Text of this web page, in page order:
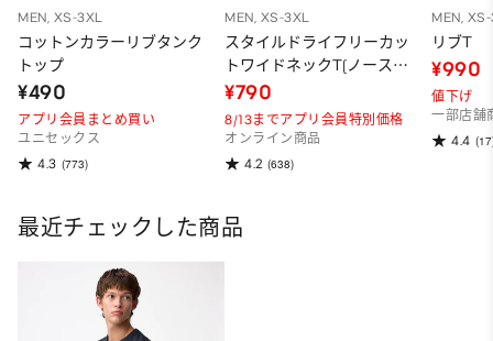
MEN, XS-3XL
コットンカラーリブタンク
トップ
¥490
アプリ会員まとめ買い
ユニセックス
4.3 (773)
MEN, XS-3XL
スタイルドライフリーカッ
トワイドネックT(ノースリ
ーブ)
¥790
8/13までアプリ会員特別価格
オンライン商品
4.2 (638)
MEN,
リブT
¥990
値下げ
一部店舗
4.4
最近チェックした商品